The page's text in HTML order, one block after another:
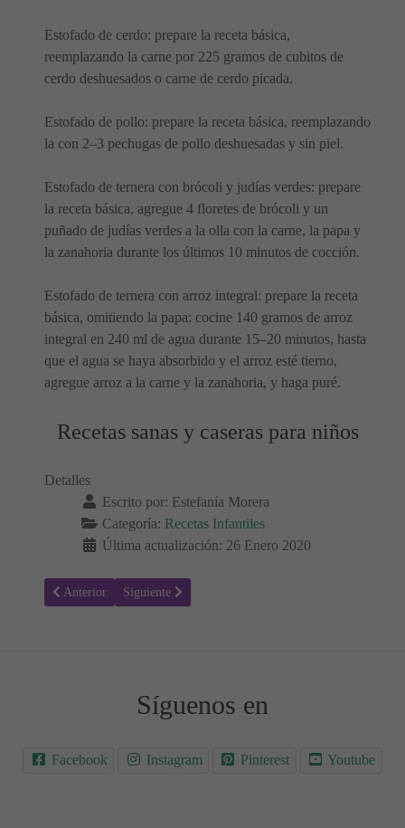
Estofado de cerdo: prepare la receta básica,
reemplazando la carne por 225 gramos de cubitos de
cerdo deshuesados ​​o carne de cerdo picada.
Estofado de pollo: prepare la receta básica, reemplazando
la con 2–3 pechugas de pollo deshuesadas y sin piel.
Estofado de ternera con brócoli y judías verdes: prepare
la receta básica, agregue 4 floretes de brócoli y un
puñado de judías verdes a la olla con la carne, la papa y
la zanahoria durante los últimos 10 minutos de cocción.
Estofado de ternera con arroz integral: prepare la receta
básica, omitiendo la papa: cocine 140 gramos de arroz
integral en 240 ml de agua durante 15–20 minutos, hasta
que el agua se haya absorbido y el arroz esté tierno,
agregue arroz a la carne y la zanahoria, y haga puré.
Recetas sanas y caseras para niños
Detalles
Escrito por: Estefanía Morera
Categoría: Recetas Infantiles
Última actualización: 26 Enero 2020
Artículo anterior: Puré de cordero afrutado para bebés 🍲👶
Anterior Artículo siguiente: Receta para hacer Pollo al curry
Siguiente
Síguenos en
Facebook Instagram Pinterest Youtube